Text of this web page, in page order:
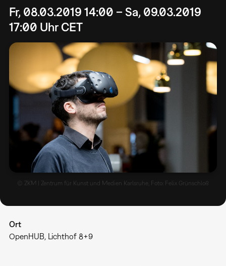
Fr, 08.03.2019 14:00 – Sa, 09.03.2019
17:00 Uhr CET
© ZKM | Zentrum für Kunst und Medien Karlsruhe, Foto: Felix Grünschloß
Ort
OpenHUB, Lichthof 8+9